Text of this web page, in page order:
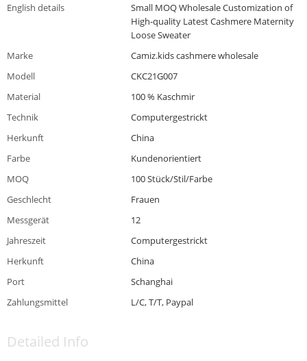
English details
Small MOQ Wholesale Customization of
High-quality Latest Cashmere Maternity
Loose Sweater
Marke
Camiz.kids cashmere wholesale
Modell
CKC21G007
Material
100 % Kaschmir
Technik
Computergestrickt
Herkunft
China
Farbe
Kundenorientiert
MOQ
100 Stück/Stil/Farbe
Geschlecht
Frauen
Messgerät
12
Jahreszeit
Computergestrickt
Herkunft
China
Port
Schanghai
Zahlungsmittel
L/C, T/T, Paypal
Detailed Info